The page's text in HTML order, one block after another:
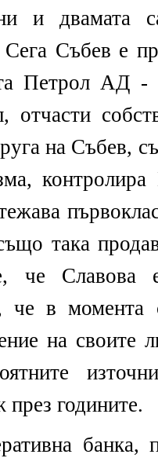
и двамата
Събев е
Петрол АД -
отчасти
на Събев,
така
че Славова
че в момента
на
през годините.
банка,